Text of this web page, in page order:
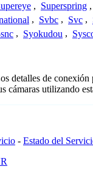
, Superspring ,
, Svbc , Svc ,
, Syokudou ,
de
cámaras utilizando
- Estado del